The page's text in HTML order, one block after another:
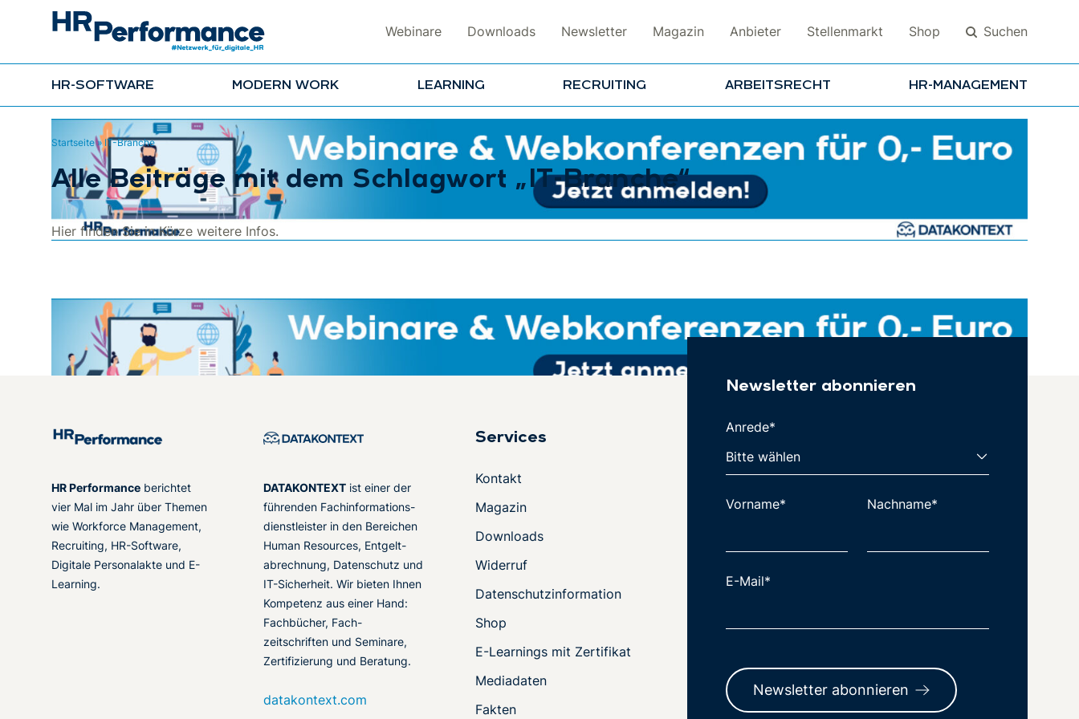
Webinare Downloads Newsletter Magazin Anbieter Stellenmarkt Shop Suchen
HR-SOFTWARE MODERN WORK LEARNING RECRUITING ARBEITSRECHT HR-MANAGEMENT
Suchen
Startseite»IT-Branche
Alle Beiträge mit dem Schlagwort „IT-Branche“
Hier finden Sie in Kürze weitere Infos.
HR Performance berichtet
vier Mal im Jahr über Themen
wie Workforce Management,
Recruiting, HR-Software,
Digitale Personalakte und E-
Learning.
DATAKONTEXT ist einer der
führenden Fachinformations-
dienstleister in den Bereichen
Human Resources, Entgelt-
abrechnung, Datenschutz und
IT-Sicherheit. Wir bieten Ihnen
Kompetenz aus einer Hand:
Fachbücher, Fach-
zeitschriften und Seminare,
Zertifizierung und Beratung.
datakontext.com
Services
Kontakt
Magazin
Downloads
Widerruf
Datenschutzinformation
Shop
E-Learnings mit Zertifikat
Mediadaten
Fakten
Newsletter abonnieren
Anrede*
Vorname* Nachname*
E-Mail*
Newsletter abonnieren